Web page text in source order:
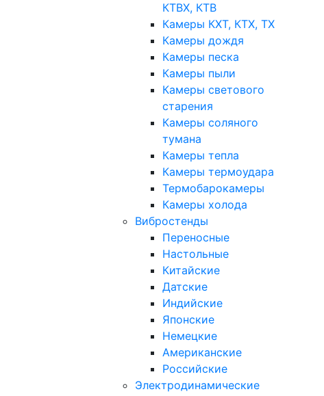
КТВХ, КТВ
Камеры КХТ, КТХ, ТХ
Камеры дождя
Камеры песка
Камеры пыли
Камеры светового
старения
Камеры соляного
тумана
Камеры тепла
Камеры термоудара
Термобарокамеры
Камеры холода
Вибростенды
Переносные
Настольные
Китайские
Датские
Индийские
Японские
Немецкие
Американские
Российские
Электродинамические